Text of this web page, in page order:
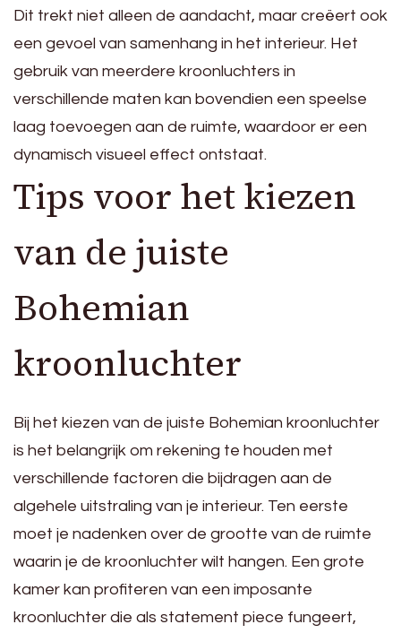
Dit trekt niet alleen de aandacht, maar creëert ook
een gevoel van samenhang in het interieur. Het
gebruik van meerdere kroonluchters in
verschillende maten kan bovendien een speelse
laag toevoegen aan de ruimte, waardoor er een
dynamisch visueel effect ontstaat.
Tips voor het kiezen
van de juiste
Bohemian
kroonluchter
Bij het kiezen van de juiste Bohemian kroonluchter
is het belangrijk om rekening te houden met
verschillende factoren die bijdragen aan de
algehele uitstraling van je interieur. Ten eerste
moet je nadenken over de grootte van de ruimte
waarin je de kroonluchter wilt hangen. Een grote
kamer kan profiteren van een imposante
kroonluchter die als statement piece fungeert,